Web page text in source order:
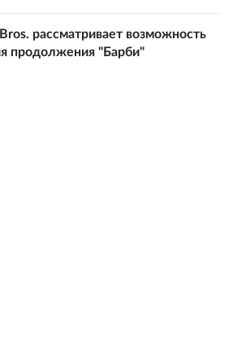
рассматривает возможность
продолжения "Барби"